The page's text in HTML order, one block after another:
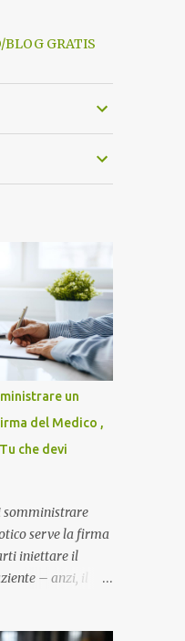
BLOG GRATIS
un
del Medico ,
che devi
somministrare
serve la firma
iniettare il
– anzi, il